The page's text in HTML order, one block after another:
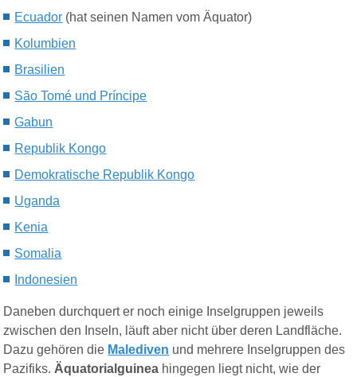
Ecuador (hat seinen Namen vom Äquator)
Kolumbien
Brasilien
São Tomé und Príncipe
Gabun
Republik Kongo
Demokratische Republik Kongo
Uganda
Kenia
Somalia
Indonesien
Daneben durchquert er noch einige Inselgruppen jeweils
zwischen den Inseln, läuft aber nicht über deren Landfläche.
Dazu gehören die Malediven und mehrere Inselgruppen des
Pazifiks. Äquatorialguinea hingegen liegt nicht, wie der